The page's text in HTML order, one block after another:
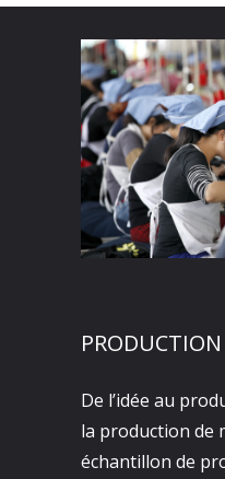
PRODUCTION
De l’idée au
la production de
échantillon de